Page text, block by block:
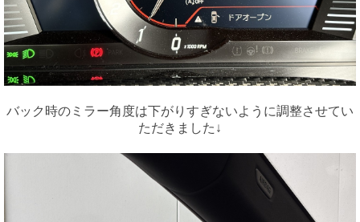
バック時のミラー角度は下がりすぎないように調整させてい
ただきました↓